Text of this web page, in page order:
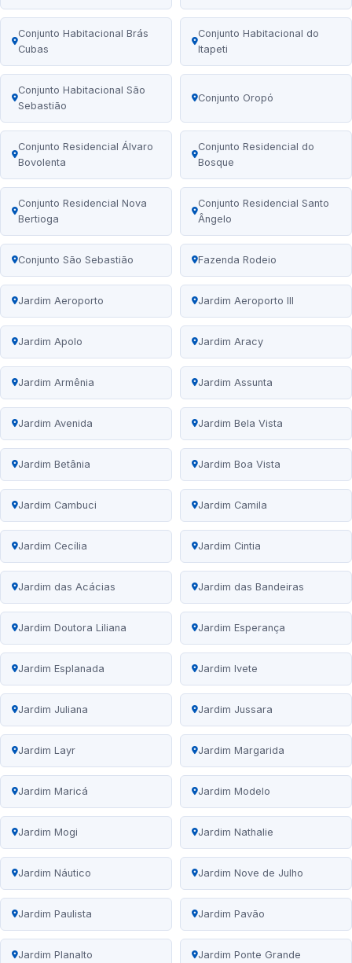
Conjunto Habitacional Brás
Cubas
Conjunto Habitacional do
Itapeti
Conjunto Habitacional São
Sebastião
Conjunto Oropó
Conjunto Residencial Álvaro
Bovolenta
Conjunto Residencial do
Bosque
Conjunto Residencial Nova
Bertioga
Conjunto Residencial Santo
Ângelo
Conjunto São Sebastião Fazenda Rodeio
Jardim Aeroporto Jardim Aeroporto III
Jardim Apolo Jardim Aracy
Jardim Armênia Jardim Assunta
Jardim Avenida Jardim Bela Vista
Jardim Betânia Jardim Boa Vista
Jardim Cambuci Jardim Camila
Jardim Cecília Jardim Cintia
Jardim das Acácias Jardim das Bandeiras
Jardim Doutora Liliana Jardim Esperança
Jardim Esplanada Jardim Ivete
Jardim Juliana Jardim Jussara
Jardim Layr Jardim Margarida
Jardim Maricá Jardim Modelo
Jardim Mogi Jardim Nathalie
Jardim Náutico Jardim Nove de Julho
Jardim Paulista Jardim Pavão
Jardim Planalto Jardim Ponte Grande